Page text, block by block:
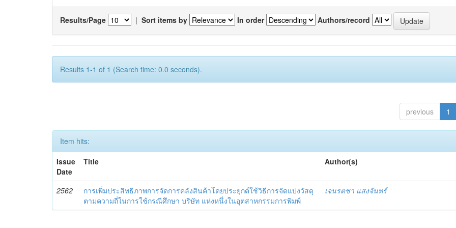
Results/Page | Sort items by In order Authors/record
Results 1-1 of 1 (Search time: 0.0 seconds).
previous 1
Item hits:
Issue
Date
Title Author(s)
2562
การเพิ่มประสิทธิภาพการจัดการคลังสินค้าโดยประยุกต์ใช้วิธีการจัดแบ่งวัสดุ
ตามความถี่ในการใช้กรณีศึกษา บริษัท แห่งหนึ่งในอุตสาหกรรมการพิมพ์
เจนรตชา แสงจันทร์